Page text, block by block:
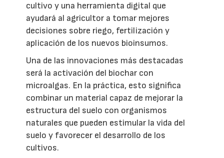
cultivo y una herramienta digital que
ayudará al agricultor a tomar mejores
decisiones sobre riego, fertilización y
aplicación de los nuevos bioinsumos.
Una de las innovaciones más destacadas
será la activación del biochar con
microalgas. En la práctica, esto significa
combinar un material capaz de mejorar la
estructura del suelo con organismos
naturales que pueden estimular la vida del
suelo y favorecer el desarrollo de los
cultivos.